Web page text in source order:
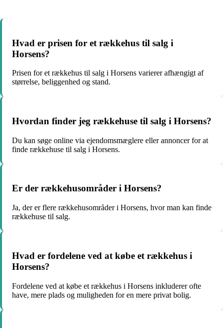
Hvad er prisen for et rækkehus til salg i
Horsens?
Prisen for et rækkehus til salg i Horsens varierer afhængigt af
størrelse, beliggenhed og stand.
Hvordan finder jeg rækkehuse til salg i Horsens?
Du kan søge online via ejendomsmæglere eller annoncer for at
finde rækkehuse til salg i Horsens.
Er der rækkehusområder i Horsens?
Ja, der er flere rækkehusområder i Horsens, hvor man kan finde
rækkehuse til salg.
Hvad er fordelene ved at købe et rækkehus i
Horsens?
Fordelene ved at købe et rækkehus i Horsens inkluderer ofte
have, mere plads og muligheden for en mere privat bolig.